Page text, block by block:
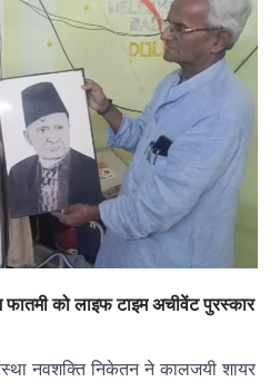
को लाइफ टाइम अचीवेंट पुरस्कार
नवशक्ति निकेतन ने कालजयी शायर